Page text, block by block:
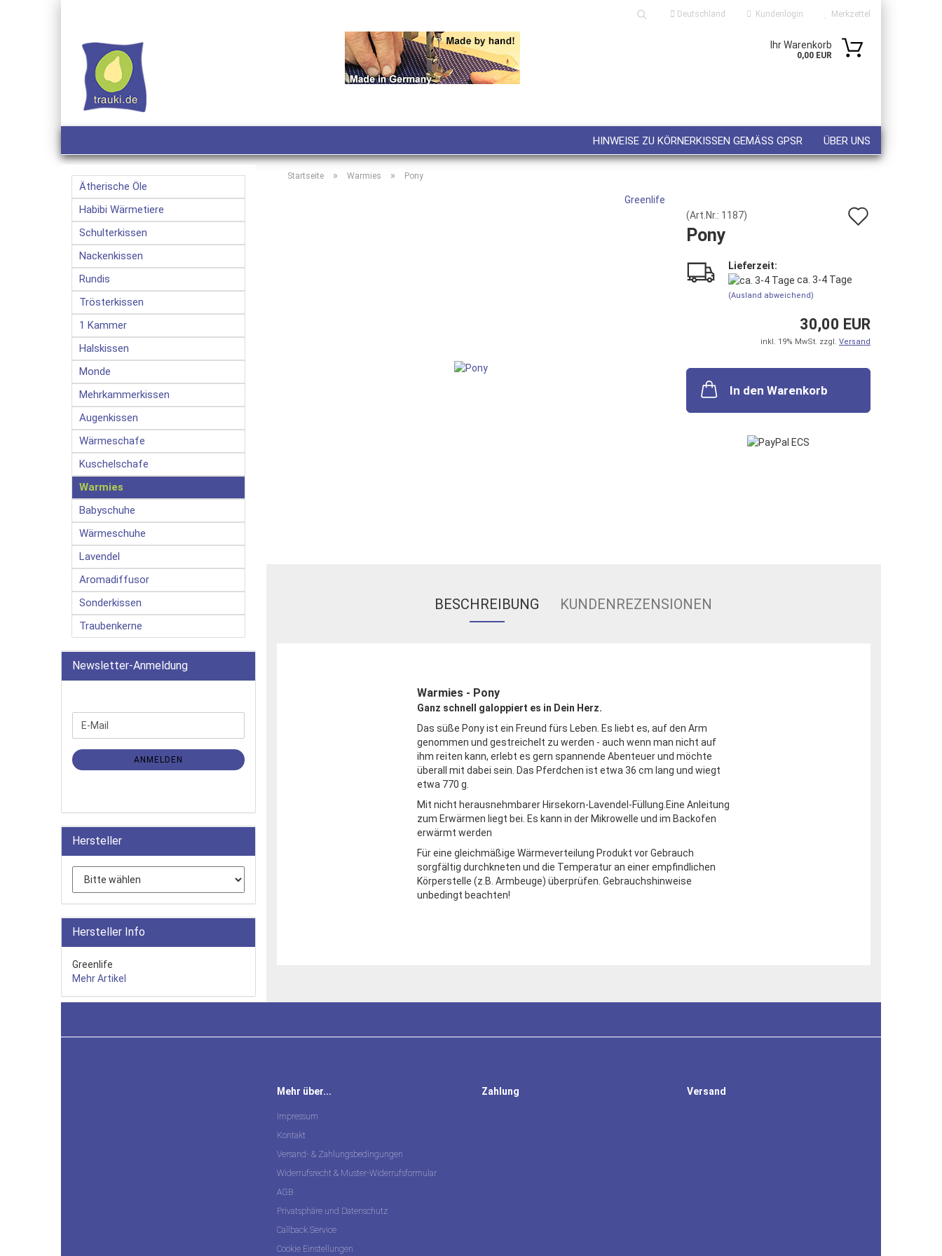
Deutschland Kundenlogin
Passwort
Passwort vergessen?
Merkzettel
Ihr Warenkorb
0,00 EUR
HINWEISE ZU KÖRNERKISSEN GEMÄSS GPSR ÜBER UNS
Startseite » Warmies » Pony
Greenlife
(Art.Nr.: 1187)
Pony
Lieferzeit:
ca. 3-4 Tage
(Ausland abweichend)
30,00 EUR
inkl. 19% MwSt. zzgl. Versand
In den Warenkorb
BESCHREIBUNG KUNDENREZENSIONEN
Warmies - Pony
Ganz schnell galoppiert es in Dein Herz.
Das süße Pony ist ein Freund fürs Leben. Es liebt es, auf den Arm
genommen und gestreichelt zu werden - auch wenn man nicht auf
ihm reiten kann, erlebt es gern spannende Abenteuer und möchte
überall mit dabei sein. Das Pferdchen ist etwa 36 cm lang und wiegt
etwa 770 g.
Mit nicht herausnehmbarer Hirsekorn-Lavendel-Füllung.Eine Anleitung
zum Erwärmen liegt bei. Es kann in der Mikrowelle und im Backofen
erwärmt werden
Für eine gleichmäßige Wärmeverteilung Produkt vor Gebrauch
sorgfältig durchkneten und die Temperatur an einer empfindlichen
Körperstelle (z.B. Armbeuge) überprüfen. Gebrauchshinweise
unbedingt beachten!
Ätherische Öle
Habibi Wärmetiere
Schulterkissen
Nackenkissen
Rundis
Trösterkissen
1 Kammer
Halskissen
Monde
Mehrkammerkissen
Augenkissen
Wärmeschafe
Kuschelschafe
Warmies
Babyschuhe
Wärmeschuhe
Lavendel
Aromadiffusor
Sonderkissen
Traubenkerne
Newsletter-Anmeldung
ZUR
ANMELDUNG
E-
Mail
ANMELDEN
Hersteller
Hersteller Info
Greenlife
Mehr Artikel
Mehr über...
Impressum
Kontakt
Versand- & Zahlungsbedingungen
Widerrufsrecht & Muster-Widerrufsformular
AGB
Privatsphäre und Datenschutz
Callback Service
Cookie Einstellungen
Zahlung Versand